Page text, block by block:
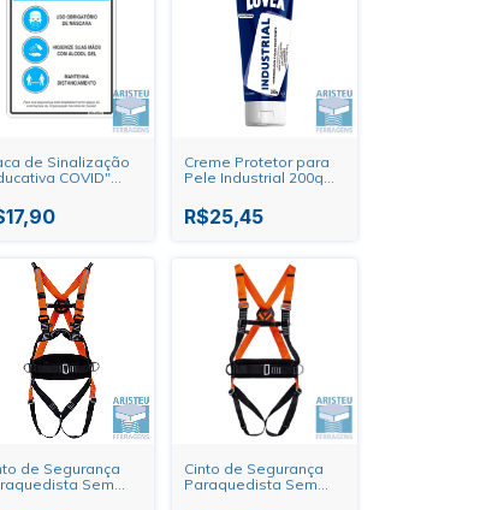
de Sinalização
COVID"
Creme Protetor para
Pele Industrial 200g
R$25,45
de Segurança
Sem
Cinto de Segurança
Paraquedista Sem